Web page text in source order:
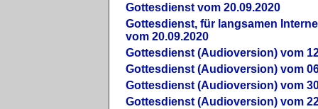
Gottesdienst vom 20.09.2020
Gottesdienst, für langsamen
vom 20.09.2020
Gottesdienst (Audioversion) vom
Gottesdienst (Audioversion) vom
Gottesdienst (Audioversion) vom
Gottesdienst (Audioversion) vom